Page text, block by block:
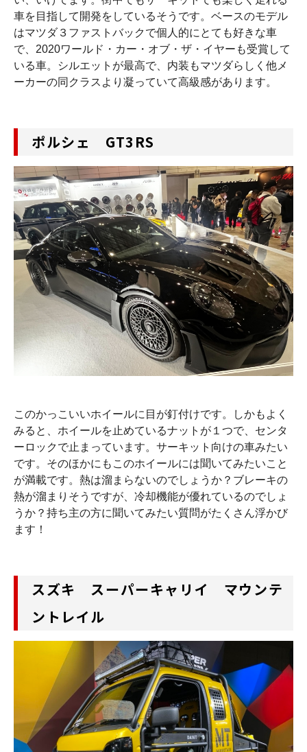
車を目指して開発をしているそうです。ベースのモデル
はマツダ３ファストバックで個人的にとても好きな車
で、2020ワールド・カー・オブ・ザ・イヤーも受賞して
いる車。シルエットが最高で、内装もマツダらしく他メ
ーカーの同クラスより凝っていて高級感があります。
ポルシェ GT3RS
このかっこいいホイールに目が釘付けです。しかもよく
みると、ホイールを止めているナットが１つで、センタ
ーロックで止まっています。サーキット向けの車みたい
です。そのほかにもこのホイールには聞いてみたいこと
が満載です。熱は溜まらないのでしょうか？ブレーキの
熱が溜まりそうですが、冷却機能が優れているのでしょ
うか？持ち主の方に聞いてみたい質問がたくさん浮かび
ます！
スズキ スーパーキャリイ マウンテ
ントレイル